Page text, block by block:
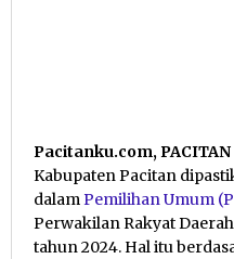
Pacitanku.com, PACITAN
Kabupaten Pacitan
dalamPemilihan Umum
Perwakilan Rakyat
tahun 2024. Hal itu